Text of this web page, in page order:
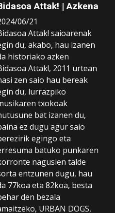
Attak! | Azkena
06/21
Attak! saioarenak
du, akabo, hau izanen
historiako azken
Attak!, 2011 urtean
zen saio hau bereak
du, lurrazpiko
txokoak
bat izanen du,
ez dugu agur saio
egingo eta
batuko punkaren
nagusien talde
entzunen dugu, hau
77koa eta 82koa, besta
den bezala
URBAN DOGS,